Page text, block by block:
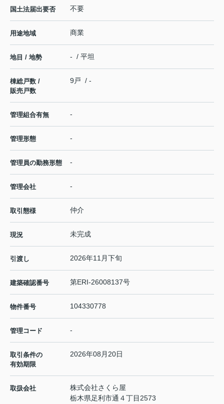
国土法届出要否 不要
用途地域 商業
地目 / 地勢 - / 平坦
棟総戸数 /
販売戸数
9戸 / -
管理組合有無 -
管理形態 -
管理員の勤務形態 -
管理会社 -
取引態様 仲介
現況 未完成
引渡し 2026年11月下旬
建築確認番号 第ERI-26008137号
物件番号 104330778
管理コード -
取引条件の
有効期限
2026年08月20日
取扱会社
株式会社さくら屋
栃木県足利市通４丁目2573